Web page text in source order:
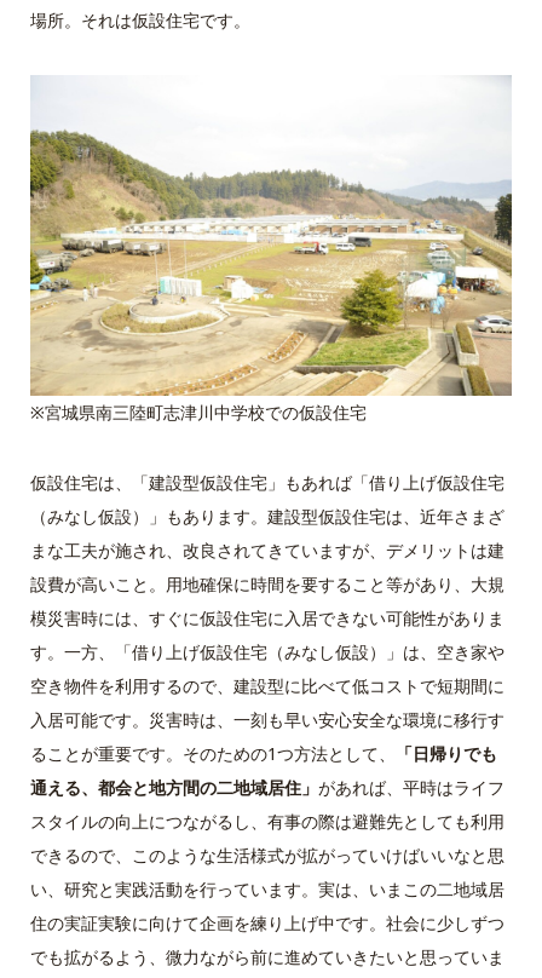
場所。それは仮設住宅です。
※宮城県南三陸町志津川中学校での仮設住宅
仮設住宅は、「建設型仮設住宅」もあれば「借り上げ仮設住宅
（みなし仮設）」もあります。建設型仮設住宅は、近年さまざ
まな工夫が施され、改良されてきていますが、デメリットは建
設費が高いこと。用地確保に時間を要すること等があり、大規
模災害時には、すぐに仮設住宅に入居できない可能性がありま
す。一方、「借り上げ仮設住宅（みなし仮設）」は、空き家や
空き物件を利用するので、建設型に比べて低コストで短期間に
入居可能です。災害時は、一刻も早い安心安全な環境に移行す
ることが重要です。そのための1つ方法として、
「日帰りでも
通える、都会と地方間の二地域居住」 があれば、平時はライフ
スタイルの向上につながるし、有事の際は避難先としても利用
できるので、このような生活様式が拡がっていけばいいなと思
い、研究と実践活動を行っています。実は、いまこの二地域居
住の実証実験に向けて企画を練り上げ中です。社会に少しずつ
でも拡がるよう、微力ながら前に進めていきたいと思っていま